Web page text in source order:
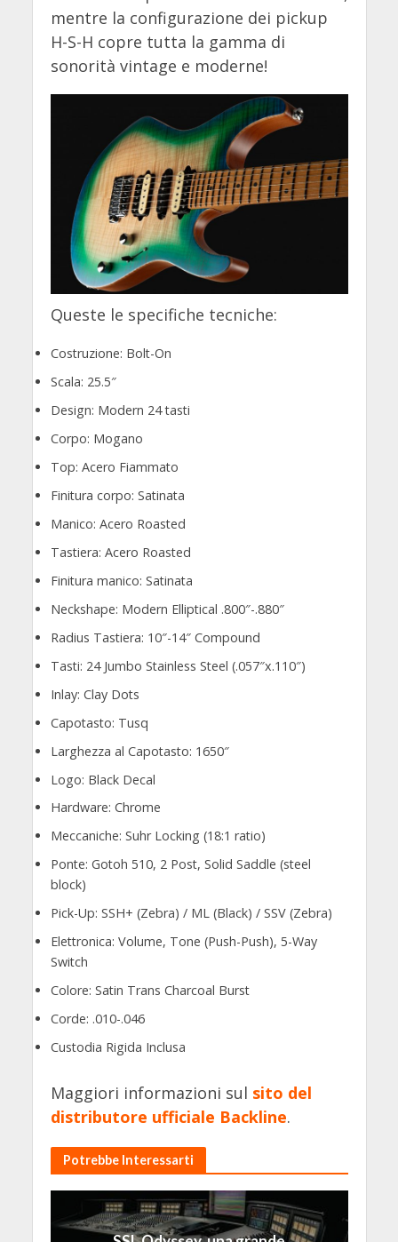
mentre la configurazione dei pickup
H-S-H copre tutta la gamma di
sonorità vintage e moderne!
Queste le specifiche tecniche:
Costruzione: Bolt-On
Scala: 25.5″
Design: Modern 24 tasti
Corpo: Mogano
Top: Acero Fiammato
Finitura corpo: Satinata
Manico: Acero Roasted
Tastiera: Acero Roasted
Finitura manico: Satinata
Neckshape: Modern Elliptical .800″-.880″
Radius Tastiera: 10″-14″ Compound
Tasti: 24 Jumbo Stainless Steel (.057″x.110″)
Inlay: Clay Dots
Capotasto: Tusq
Larghezza al Capotasto: 1650″
Logo: Black Decal
Hardware: Chrome
Meccaniche: Suhr Locking (18:1 ratio)
Ponte: Gotoh 510, 2 Post, Solid Saddle (steel
block)
Pick-Up: SSH+ (Zebra) / ML (Black) / SSV (Zebra)
Elettronica: Volume, Tone (Push-Push), 5-Way
Switch
Colore: Satin Trans Charcoal Burst
Corde: .010-.046
Custodia Rigida Inclusa
Maggiori informazioni sul sito del
distributore ufficiale Backline.
Potrebbe Interessarti